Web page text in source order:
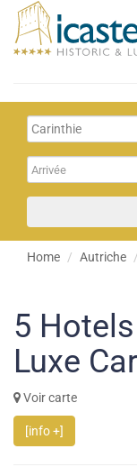
Home Autriche
5
Luxe
Voir carte
[info +]